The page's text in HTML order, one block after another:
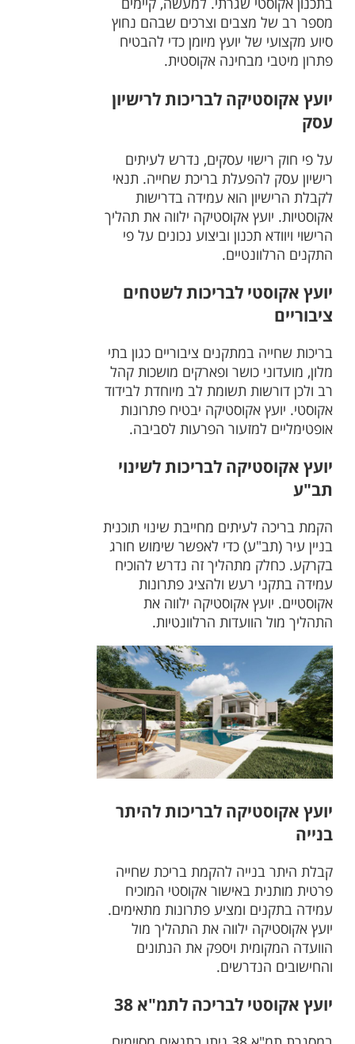
מספר רב של מצבים וצרכים שבהם נחוץ
סיוע מקצועי של יועץ מיומן כדי להבטיח
פתרון מיטבי מבחינה אקוסטית.
יועץ אקוסטיקה לבריכות לרישיון
עסק
על פי חוק רישוי עסקים, נדרש לעיתים
רישיון עסק להפעלת בריכת שחייה. תנאי
לקבלת הרישיון הוא עמידה בדרישות
אקוסטיות. יועץ אקוסטיקה ילווה את תהליך
הרישוי ויוודא תכנון וביצוע נכונים על פי
התקנים הרלוונטיים.
יועץ אקוסטי לבריכות לשטחים
ציבוריים
בריכות שחייה במתקנים ציבוריים כגון בתי
מלון, מועדוני כושר ופארקים מושכות קהל
רב ולכן דורשות תשומת לב מיוחדת לבידוד
אקוסטי. יועץ אקוסטיקה יבטיח פתרונות
אופטימליים למזעור הפרעות לסביבה.
יועץ אקוסטיקה לבריכות לשינוי
תב"ע
הקמת בריכה לעיתים מחייבת שינוי תוכנית
בניין עיר (תב"ע) כדי לאפשר שימוש חורג
בקרקע. כחלק מתהליך זה נדרש להוכיח
עמידה בתקני רעש ולהציג פתרונות
אקוסטיים. יועץ אקוסטיקה ילווה את
התהליך מול הוועדות הרלוונטיות.
יועץ אקוסטיקה לבריכות להיתר
בנייה
קבלת היתר בנייה להקמת בריכת שחייה
פרטית מותנית באישור אקוסטי המוכיח
עמידה בתקנים ומציע פתרונות מתאימים.
יועץ אקוסטיקה ילווה את התהליך מול
הוועדה המקומית ויספק את הנתונים
והחישובים הנדרשים.
יועץ אקוסטי לבריכה לתמ"א 38